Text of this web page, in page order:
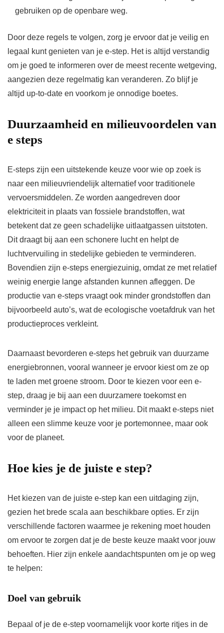
gebruiken op de openbare weg.
Door deze regels te volgen, zorg je ervoor dat je veilig en
legaal kunt genieten van je e-step. Het is altijd verstandig
om je goed te informeren over de meest recente wetgeving,
aangezien deze regelmatig kan veranderen. Zo blijf je
altijd up-to-date en voorkom je onnodige boetes.
Duurzaamheid en milieuvoordelen van
e steps
E-steps zijn een uitstekende keuze voor wie op zoek is
naar een milieuvriendelijk alternatief voor traditionele
vervoersmiddelen. Ze worden aangedreven door
elektriciteit in plaats van fossiele brandstoffen, wat
betekent dat ze geen schadelijke uitlaatgassen uitstoten.
Dit draagt bij aan een schonere lucht en helpt de
luchtvervuiling in stedelijke gebieden te verminderen.
Bovendien zijn e-steps energiezuinig, omdat ze met relatief
weinig energie lange afstanden kunnen afleggen. De
productie van e-steps vraagt ook minder grondstoffen dan
bijvoorbeeld auto’s, wat de ecologische voetafdruk van het
productieproces verkleint.
Daarnaast bevorderen e-steps het gebruik van duurzame
energiebronnen, vooral wanneer je ervoor kiest om ze op
te laden met groene stroom. Door te kiezen voor een e-
step, draag je bij aan een duurzamere toekomst en
verminder je je impact op het milieu. Dit maakt e-steps niet
alleen een slimme keuze voor je portemonnee, maar ook
voor de planeet.
Hoe kies je de juiste e step?
Het kiezen van de juiste e-step kan een uitdaging zijn,
gezien het brede scala aan beschikbare opties. Er zijn
verschillende factoren waarmee je rekening moet houden
om ervoor te zorgen dat je de beste keuze maakt voor jouw
behoeften. Hier zijn enkele aandachtspunten om je op weg
te helpen:
Doel van gebruik
Bepaal of je de e-step voornamelijk voor korte ritjes in de